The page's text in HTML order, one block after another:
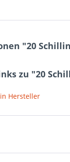
"20
zu "20
Hersteller